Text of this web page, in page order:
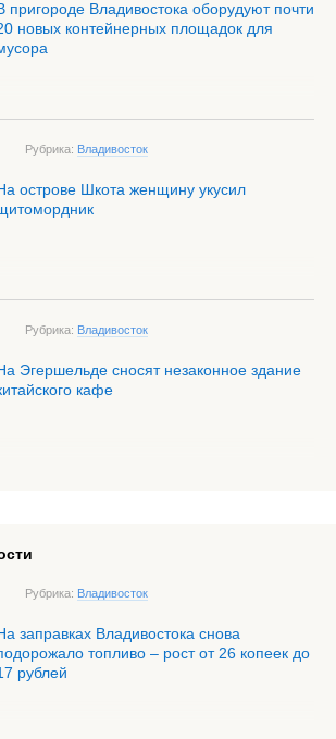
пригороде Владивостока оборудуют почти
новых контейнерных площадок для
Рубрика: Владивосток
острове Шкота женщину укусил
Рубрика: Владивосток
Эгершельде сносят незаконное здание
кафе
Рубрика: Владивосток
заправках Владивостока снова
топливо – рост от 26 копеек до
рублей